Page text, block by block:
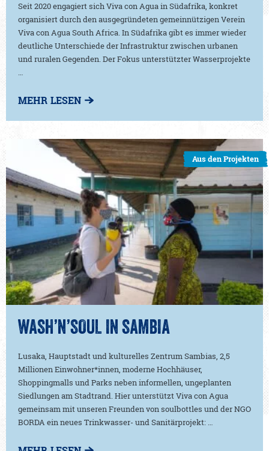
Seit 2020 engagiert sich Viva con Agua in Südafrika, konkret
organisiert durch den ausgegründeten gemeinnützigen Verein
Viva con Agua South Africa. In Südafrika gibt es immer wieder
deutliche Unterschiede der Infrastruktur zwischen urbanen
und ruralen Gegenden. Der Fokus unterstützter Wasserprojekte
…
MEHR LESEN
Aus den Projekten
WASH’N’SOUL IN SAMBIA
Lusaka, Hauptstadt und kulturelles Zentrum Sambias, 2,5
Millionen Einwohner*innen, moderne Hochhäuser,
Shoppingmalls und Parks neben informellen, ungeplanten
Siedlungen am Stadtrand. Hier unterstützt Viva con Agua
gemeinsam mit unseren Freunden von soulbottles und der NGO
BORDA ein neues Trinkwasser- und Sanitärprojekt: …